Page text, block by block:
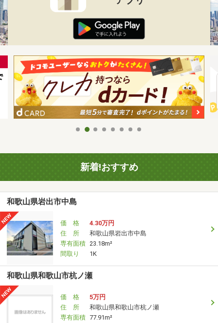
新着!おすすめ
和歌山県岩出市中島
価 格
4.30万円
住 所
和歌山県岩出市中島
専有面積 23.18m²
間取り
1K
和歌山県和歌山市杭ノ瀬
価 格
5万円
住 所
和歌山県和歌山市杭ノ瀬
専有面積 77.91m²